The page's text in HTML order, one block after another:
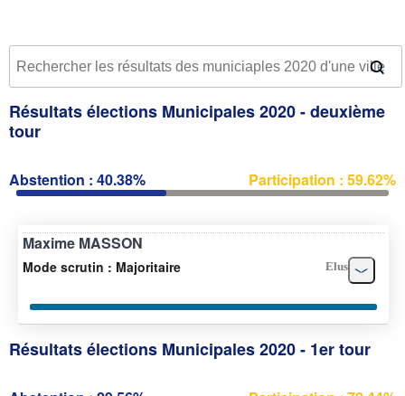
Résultats élections Municipales 2020 - deuxième
tour
Abstention : 40.38% Participation : 59.62%
Maxime MASSON
Mode scrutin : Majoritaire Elus
Résultats élections Municipales 2020 - 1er tour